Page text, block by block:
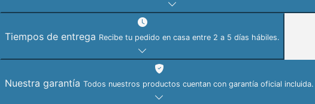
Tiempos de entrega Recibe tu pedido en casa entre 2 a 5 días hábiles.
Nuestra garantía Todos nuestros productos cuentan con garantía oficial incluida.